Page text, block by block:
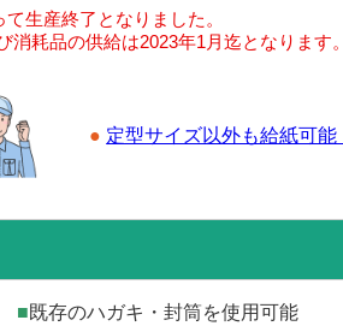
生産終了となりました。
耗品の供給は2023年1月迄となります。
● 定型サイズ以外も給紙可
■既存のハガキ・封筒を使用可能